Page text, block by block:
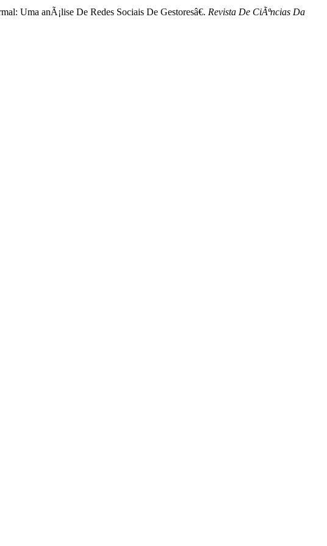
Uma anÃ¡lise De Redes Sociais De Gestoresâ€. Revista De CiÃªncias Da